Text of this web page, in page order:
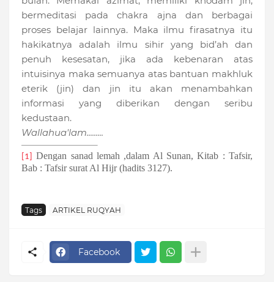
bermeditasi pada chakra ajna dan berbagai
proses belajar lainnya. Maka ilmu firasatnya itu
hakikatnya adalah ilmu sihir yang bid’ah dan
penuh kesesatan, jika ada kebenaran atas
intuisinya maka semuanya atas bantuan makhluk
eterik (jin) dan jin itu akan menambahkan
informasi yang diberikan dengan seribu
kedustaan.
Wallahua'lam.........
[1] Dengan sanad lemah ,dalam Al Sunan, Kitab : Tafsir,
Bab : Tafsir surat Al Hijr (hadits 3127).
Tags ARTIKEL RUQYAH
Facebook